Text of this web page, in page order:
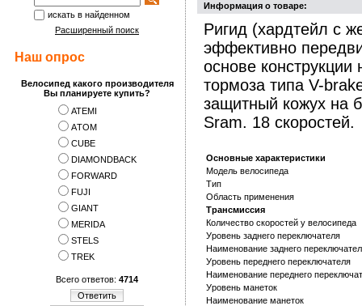
искать в найденном
Расширенный поиск
Наш опрос
Велосипед какого производителя
Вы планируете купить?
ATEMI
АTOM
CUBE
DIAMONDBACK
FORWARD
FUJI
GIANT
MERIDA
STELS
TREK
Всего ответов: 4714
Ответить
Информация о товаре:
Ригид (хардтейл с
эффективно
основе
тормоза типа V-
защитный кожух на
Sram. 18 скоростей.
Основные характеристики
Модель велосипеда
Тип
Область применения
Трансмиссия
Количество скоростей у велосипеда
Уровень заднего переключателя
Наименование заднего
Уровень переднего переключателя
Наименование переднего
Уровень манеток
Наименование манеток